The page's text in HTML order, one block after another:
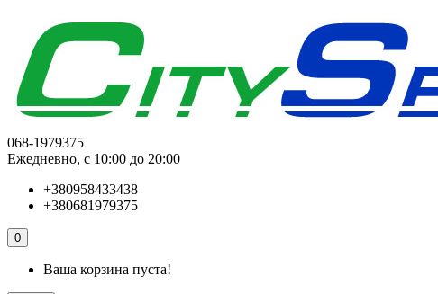
068-1979375
Ежедневно, с 10:00 до 20:00
+380958433438
+380681979375
0
Ваша корзина пуста!